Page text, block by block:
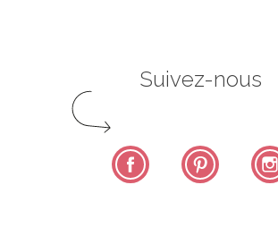
Suivez-nous
Facebook Pinterest